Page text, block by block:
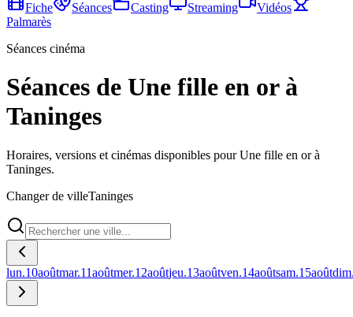
Fiche
Séances Casting Streaming
Vidéos
Palmarès
Séances cinéma
Séances de Une fille en or à
Taninges
Horaires, versions et cinémas disponibles pour Une fille en or à
Taninges.
Changer de villeTaninges
lun.10aoûtmar.11aoûtmer.12aoûtjeu.13aoûtven.14aoûtsam.15août